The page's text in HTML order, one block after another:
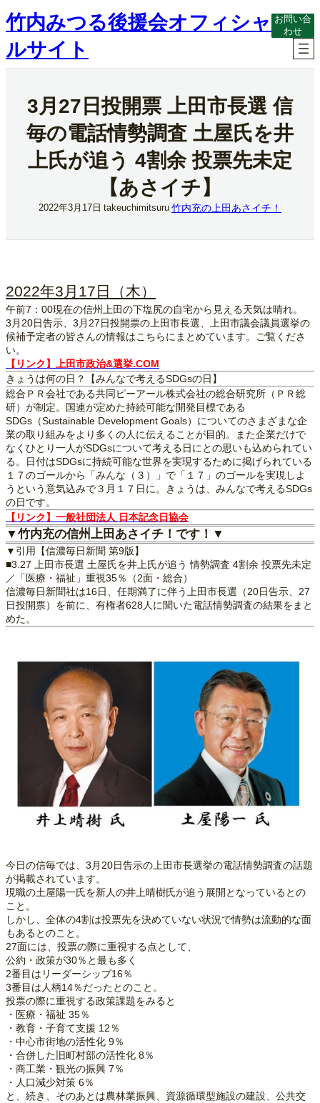
内
容
ス
キ
竹内みつる後援会オフィシャ
ルサイト
お問い合
わせ
3月27日投開票 上田市長選 信
毎の電話情勢調査 土屋氏を井
上氏が追う 4割余 投票先未定
【あさイチ】
2022年3月17日 takeuchimitsuru 竹内充の上田あさイチ！
2022年3月17日（木）
午前7：00現在の信州上田の下塩尻の自宅から見える天気は晴れ。
3月20日告示、3月27日投開票の上田市長選、上田市議会議員選挙の
候補予定者の皆さんの情報はこちらにまとめています。ご覧くださ
い。
【リンク】上田市政治&選挙.COM
きょうは何の日？【みんなで考えるSDGsの日】
総合ＰＲ会社である共同ピーアール株式会社の総合研究所（ＰＲ総
研）が制定。国連が定めた持続可能な開発目標である
SDGs（Sustainable Development Goals）についてのさまざまな企
業の取り組みをより多くの人に伝えることが目的。また企業だけで
なくひとり一人がSDGsについて考える日にとの思いも込められてい
る。日付はSDGsに持続可能な世界を実現するために掲げられている
１７のゴールから「みんな（３）」で「１７」のゴールを実現しよ
うという意気込みで３月１７日に。きょうは、みんなで考えるSDGs
の日です。
【リンク】一般社団法人 日本記念日協会
▼竹内充の信州上田あさイチ！です！▼
▼引用【信濃毎日新聞 第9版】
■3.27 上田市長選 土屋氏を井上氏が追う 情勢調査 4割余 投票先未定
／「医療・福祉」重視35％（2面・総合）
信濃毎日新聞社は16日、任期満了に伴う上田市長選（20日告示、27
日投開票）を前に、有権者628人に聞いた電話情勢調査の結果をまと
めた。
今日の信毎では、3月20日告示の上田市長選挙の電話情勢調査の話題
が掲載されています。
現職の土屋陽一氏を新人の井上晴樹氏が追う展開となっているとの
こと。
しかし、全体の4割は投票先を決めていない状況で情勢は流動的な面
もあるとのこと。
27面には、投票の際に重視する点として、
公約・政策が30％と最も多く
2番目はリーダーシップ16％
3番目は人柄14％だったとのこと。
投票の際に重視する政策課題をみると
・医療・福祉 35％
・教育・子育て支援 12％
・中心市街地の活性化 9％
・合併した旧町村部の活性化 8％
・商工業・観光の振興 7％
・人口減少対策 6％
と、続き、そのあとは農林業振興、資源循環型施設の建設、公共交